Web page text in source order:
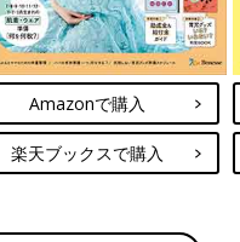
Amazonで購入
楽天ブックスで購入